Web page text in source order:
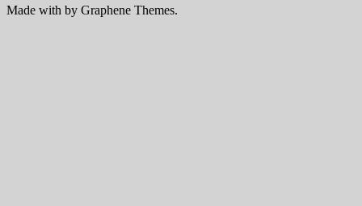
Made with by Graphene Themes.